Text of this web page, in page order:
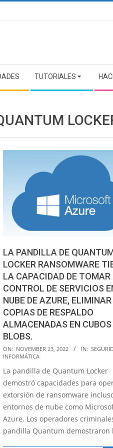
TUTORIALES
LA PANDILLA DE
LOCKER RANSOMWARE
LA CAPACIDAD DE TOMAR
CONTROL DE SERVICIOS
NUBE DE AZURE, ELIMINAR
COPIAS DE RESPALDO
ALMACENADAS EN CUBOS
BLOBS.
2022-
11-
23
ON: NOVEMBER 23, 2022 IN:
INFORMÁTICA
La pandilla de Quantum Locker
demostró capacidades para
extorsión de ransomware
entornos de nube como
Azure. Los operadores
pandilla Quantum demostraron